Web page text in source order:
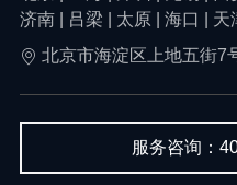
济南 | 吕梁 | 太原 | 海口 | 天
北京市海淀区上地五街7
服务咨询：